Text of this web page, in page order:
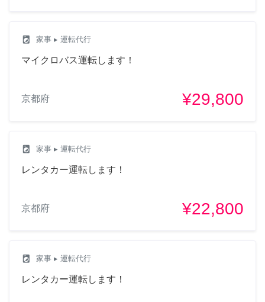
local_laundry_service 家事 ▸ 運転代行
マイクロバス運転します！
京都府 ¥29,800
local_laundry_service 家事 ▸ 運転代行
レンタカー運転します！
京都府 ¥22,800
local_laundry_service 家事 ▸ 運転代行
レンタカー運転します！